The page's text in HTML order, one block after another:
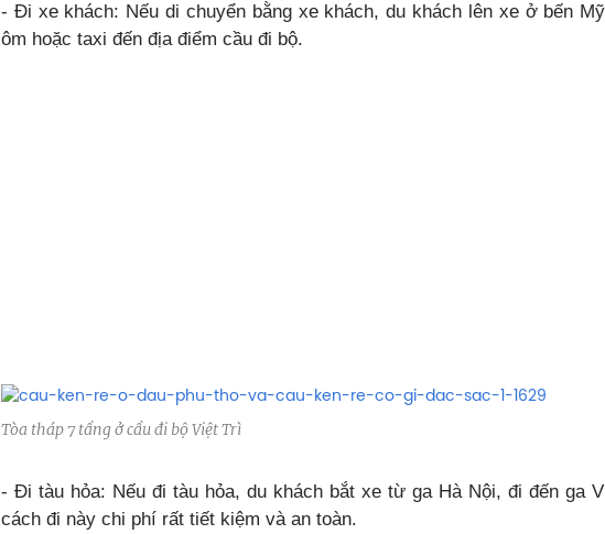
- Đi xe khách: Nếu di chuyển bằng xe khách, du khách lên xe ở bến
ôm hoặc taxi đến địa điểm cầu đi bộ.
Tòa tháp 7 tầng ở cầu đi bộ Việt Trì
- Đi tàu hỏa: Nếu đi tàu hỏa, du khách bắt xe từ ga Hà Nội, đi đến ga
cách đi này chi phí rất tiết kiệm và an toàn.